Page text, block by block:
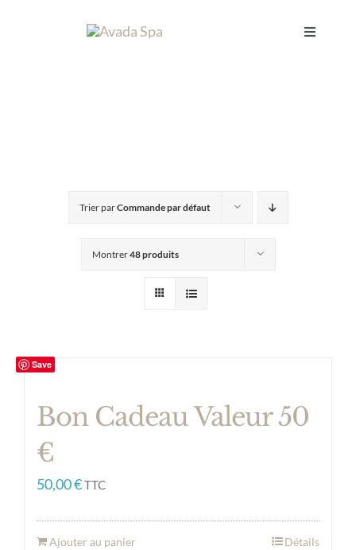
Toggle
Trier parCommande par défaut
Montrer48 produits
Save
Bon Cadeau Valeur 50
€
50,00€TTC
Ajouter au panier Détails